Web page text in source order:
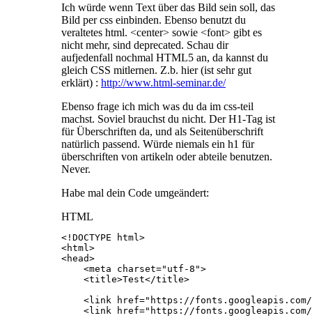
Ich würde wenn Text über das Bild sein soll, das
Bild per css einbinden. Ebenso benutzt du
veraltetes html. <center> sowie <font> gibt es
nicht mehr, sind deprecated. Schau dir
aufjedenfall nochmal HTML5 an, da kannst du
gleich CSS mitlernen. Z.b. hier (ist sehr gut
erklärt) : http://www.html-seminar.de/
Ebenso frage ich mich was du da im css-teil
machst. Soviel brauchst du nicht. Der H1-Tag ist
für Überschriften da, und als Seitenüberschrift
natürlich passend. Würde niemals ein h1 für
überschriften von artikeln oder abteile benutzen.
Never.
Habe mal dein Code umgeändert:
HTML